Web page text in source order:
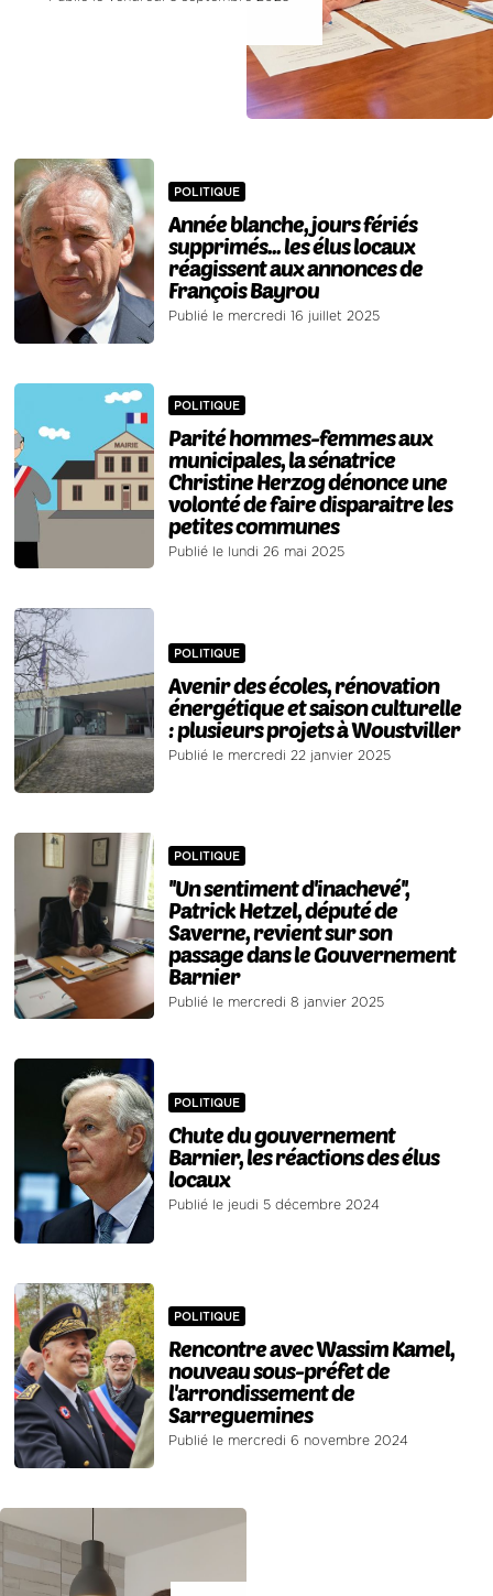
POLITIQUE
Année blanche, jours fériés
supprimés... les élus locaux
réagissent aux annonces de
François Bayrou
Publié le mercredi 16 juillet 2025
POLITIQUE
Parité hommes-femmes aux
municipales, la sénatrice
Christine Herzog dénonce une
volonté de faire disparaitre les
petites communes
Publié le lundi 26 mai 2025
POLITIQUE
Avenir des écoles, rénovation
énergétique et saison culturelle
: plusieurs projets à Woustviller
Publié le mercredi 22 janvier 2025
POLITIQUE
''Un sentiment d'inachevé'',
Patrick Hetzel, député de
Saverne, revient sur son
passage dans le Gouvernement
Barnier
Publié le mercredi 8 janvier 2025
POLITIQUE
Chute du gouvernement
Barnier, les réactions des élus
locaux
Publié le jeudi 5 décembre 2024
POLITIQUE
Rencontre avec Wassim Kamel,
nouveau sous-préfet de
l'arrondissement de
Sarreguemines
Publié le mercredi 6 novembre 2024